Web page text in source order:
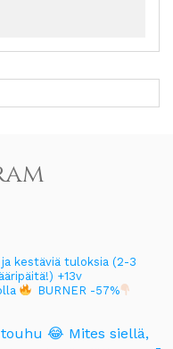
kestäviä tuloksia (2-3
+13v
BURNER -57%